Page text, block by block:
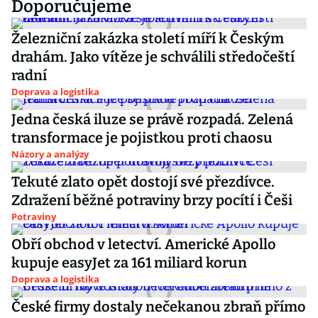
Doporučujeme
Železniční zakázka století míří k Českým
drahám. Jako vítěze je schválili středočeští
radní
Doprava a logistika
Jedna česká iluze se právě rozpadá. Zelená
transformace je pojistkou proti chaosu
Názory a analýzy
Tekuté zlato opět dostojí své přezdívce.
Zdražení běžné potraviny brzy pocítí i Češi
Potraviny
Obří obchod v letectví. Americké Apollo
kupuje easyJet za 161 miliard korun
Doprava a logistika
České firmy dostaly nečekanou zbraň přímo